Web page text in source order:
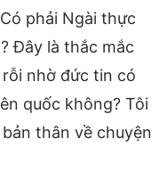
phải Ngài thực
Đây là thắc mắc
nhờ đức tin có
quốc không? Tôi
thân về chuyện